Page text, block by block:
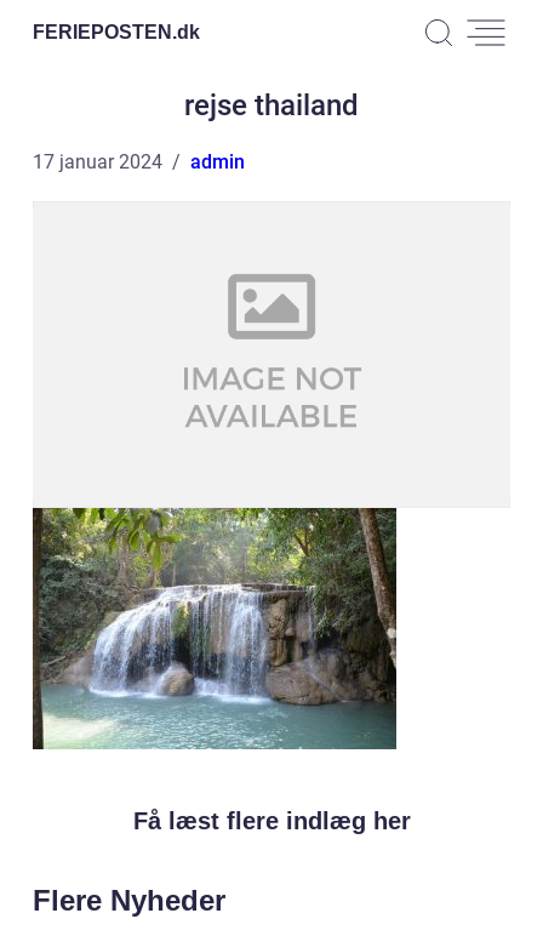
FERIEPOSTEN.dk
rejse thailand
17 januar 2024 admin
Få læst flere indlæg her
Flere Nyheder